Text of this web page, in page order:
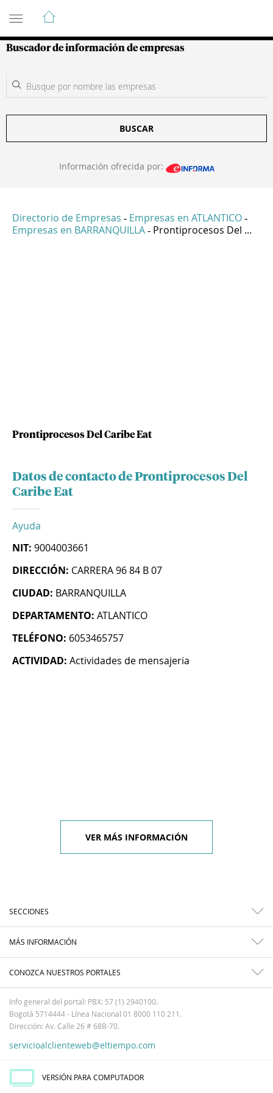
Guía de Empresas Colombianas
Buscador de información de empresas
BUSCAR
Información ofrecida por:
Directorio de Empresas - Empresas en ATLANTICO -
Empresas en BARRANQUILLA - Prontiprocesos Del ...
Prontiprocesos Del Caribe Eat
Datos de contacto de Prontiprocesos Del
Caribe Eat
Ayuda
NIT: 9004003661
DIRECCIÓN: CARRERA 96 84 B 07
CIUDAD: BARRANQUILLA
DEPARTAMENTO: ATLANTICO
TELÉFONO: 6053465757
ACTIVIDAD: Actividades de mensajeria
VER MÁS INFORMACIÓN
SECCIONES
MÁS INFORMACIÓN
CONOZCA NUESTROS PORTALES
Info general del portal: PBX: 57 (1) 2940100.
Bogotá 5714444 - Línea Nacional 01 8000 110 211.
Dirección: Av. Calle 26 # 68B-70.
servicioalclienteweb@eltiempo.com
VERSIÓN PARA COMPUTADOR